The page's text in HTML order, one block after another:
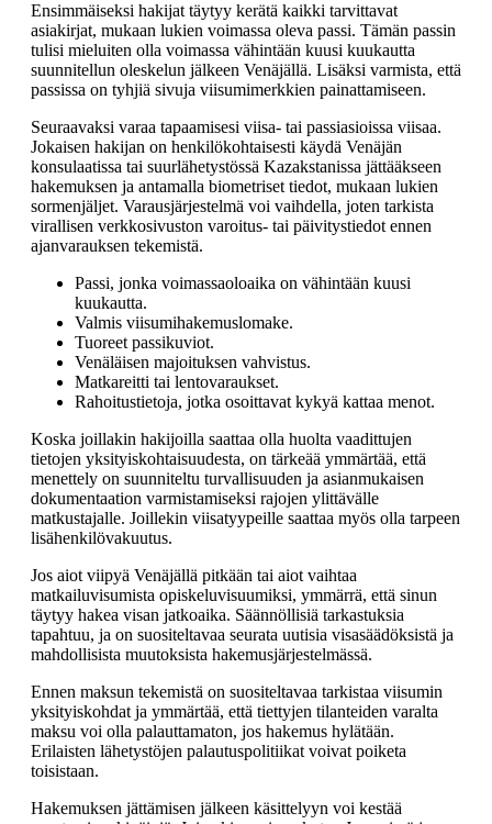
Ensimmäiseksi hakijat täytyy kerätä kaikki tarvittavat
asiakirjat, mukaan lukien voimassa oleva passi. Tämän passin
tulisi mieluiten olla voimassa vähintään kuusi kuukautta
suunnitellun oleskelun jälkeen Venäjällä. Lisäksi varmista, että
passissa on tyhjiä sivuja viisumimerkkien painattamiseen.
Seuraavaksi varaa tapaamisesi viisa- tai passiasioissa viisaa.
Jokaisen hakijan on henkilökohtaisesti käydä Venäjän
konsulaatissa tai suurlähetystössä Kazakstanissa jättääkseen
hakemuksen ja antamalla biometriset tiedot, mukaan lukien
sormenjäljet. Varausjärjestelmä voi vaihdella, joten tarkista
virallisen verkkosivuston varoitus- tai päivitystiedot ennen
ajanvarauksen tekemistä.
Passi, jonka voimassaoloaika on vähintään kuusi
kuukautta.
Valmis viisumihakemuslomake.
Tuoreet passikuviot.
Venäläisen majoituksen vahvistus.
Matkareitti tai lentovaraukset.
Rahoitustietoja, jotka osoittavat kykyä kattaa menot.
Koska joillakin hakijoilla saattaa olla huolta vaadittujen
tietojen yksityiskohtaisuudesta, on tärkeää ymmärtää, että
menettely on suunniteltu turvallisuuden ja asianmukaisen
dokumentaation varmistamiseksi rajojen ylittävälle
matkustajalle. Joillekin viisatyypeille saattaa myös olla tarpeen
lisähenkilövakuutus.
Jos aiot viipyä Venäjällä pitkään tai aiot vaihtaa
matkailuvisumista opiskeluvisuumiksi, ymmärrä, että sinun
täytyy hakea visan jatkoaika. Säännöllisiä tarkastuksia
tapahtuu, ja on suositeltavaa seurata uutisia visasäädöksistä ja
mahdollisista muutoksista hakemusjärjestelmässä.
Ennen maksun tekemistä on suositeltavaa tarkistaa viisumin
yksityiskohdat ja ymmärtää, että tiettyjen tilanteiden varalta
maksu voi olla palauttamaton, jos hakemus hylätään.
Erilaisten lähetystöjen palautuspolitiikat voivat poiketa
toisistaan.
Hakemuksen jättämisen jälkeen käsittelyyn voi kestää